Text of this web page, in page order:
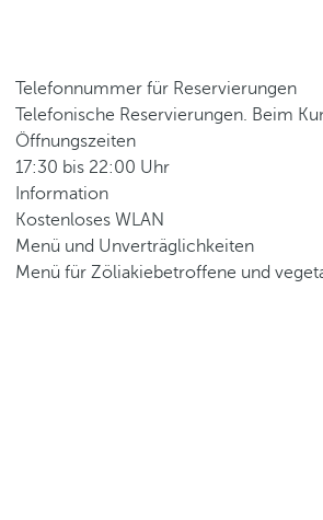
Telefonnummer für Reservierungen
Telefonische Reservierungen. Beim
Öffnungszeiten
17:30 bis 22:00 Uhr
Information
Kostenloses WLAN
Menü und Unverträglichkeiten
Menü für Zöliakiebetroffene und